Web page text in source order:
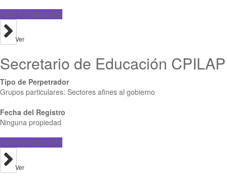
PERPETRADORES
Ver
Secretario de Educación CPILAP
Tipo de Perpetrador
Grupos particulares: Sectores afines al gobierno
Fecha del Registro
Ninguna propiedad
PERPETRADORES
Ver